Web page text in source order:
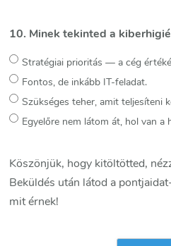
10. Minek tekinted a
Stratégiai prioritás — a cég
Fontos, de inkább IT-feladat.
Szükséges teher, amit teljesíteni
Egyelőre nem látom át, hol van a
Köszönjük, hogy kitöltötted,
Beküldés után látod a
mit érnek!